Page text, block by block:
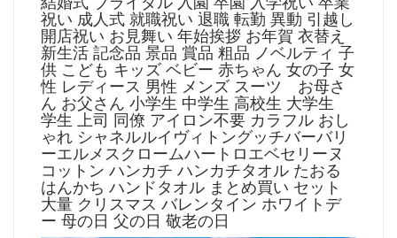
祝い 成人式 就職祝い 退職 転勤 異動 引越し
開店祝い お見舞い 年始挨拶 お年賀 衣替え
新生活 記念品 景品 賞品 粗品 ノベルティ 子
供 こども キッズ ベビー 赤ちゃん 女の子 女
性 レディース 男性 メンズ スーツ お母さ
ん お父さん 小学生 中学生 高校生 大学生
学生 上司 同僚 アイロン不要 カラフル おし
ゃれ シャネルルイヴィトングッチバーバリ
ーエルメスクロームハートロエベセリーヌ
コットン ハンカチ ハンカチタオル たおる
はんかち ハンドタオル まとめ買い セット
大量 クリスマス バレンタイン ホワイトデ
ー 母の日 父の日 敬老の日